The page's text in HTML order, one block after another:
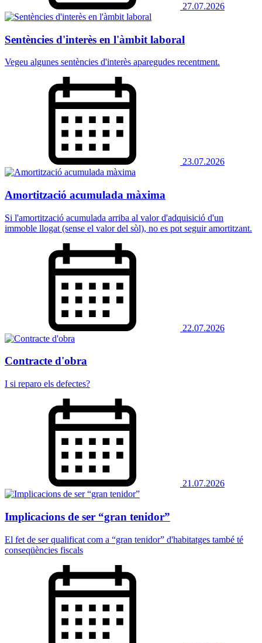
27.07.2026
Sentències d'interès en l'àmbit laboral
Vegeu algunes sentències d'interès aparegudes recentment.
23.07.2026
Amortització acumulada màxima
Si l'amortització acumulada arriba al valor d'adquisició d'un
immoble llogat (sense el valor del sòl), no es pot seguir amortitzant.
22.07.2026
Contracte d'obra
I si reparo els defectes?
21.07.2026
Implicacions de ser “gran tenidor”
El fet de ser qualificat com a “gran tenidor” d'habitatges també té
conseqüències fiscals